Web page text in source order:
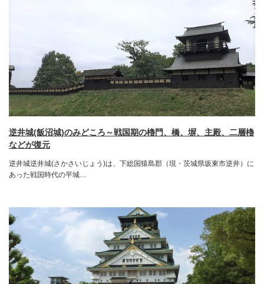
逆井城(飯沼城)のみどころ～戦国期の櫓門、橋、塀、主殿、二層櫓
などが復元
逆井城逆井城(さかさいじょう)は、下総国猿島郡（現・茨城県坂東市逆井）に
あった戦国時代の平城…